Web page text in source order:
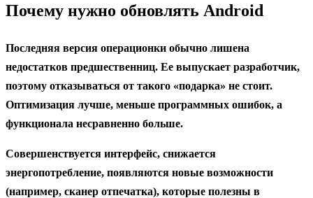
Почему нужно обновлять Android
Последняя версия операционки обычно лишена
недостатков предшественниц. Ее выпускает разработчик,
поэтому отказываться от такого «подарка» не стоит.
Оптимизация лучше, меньше программных ошибок, а
функционала несравненно больше.
Совершенствуется интерфейс, снижается
энергопотребление, появляются новые возможности
(например, сканер отпечатка), которые полезны в